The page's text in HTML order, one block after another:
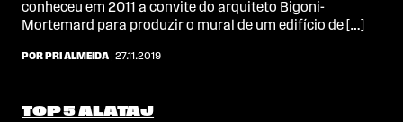
conheceu em 2011 a convite do arquiteto Bigoni-
Mortemard para produzir o mural de um edifício de […]
POR PRI ALMEIDA | 27.11.2019
TOP 5 ALATAJ